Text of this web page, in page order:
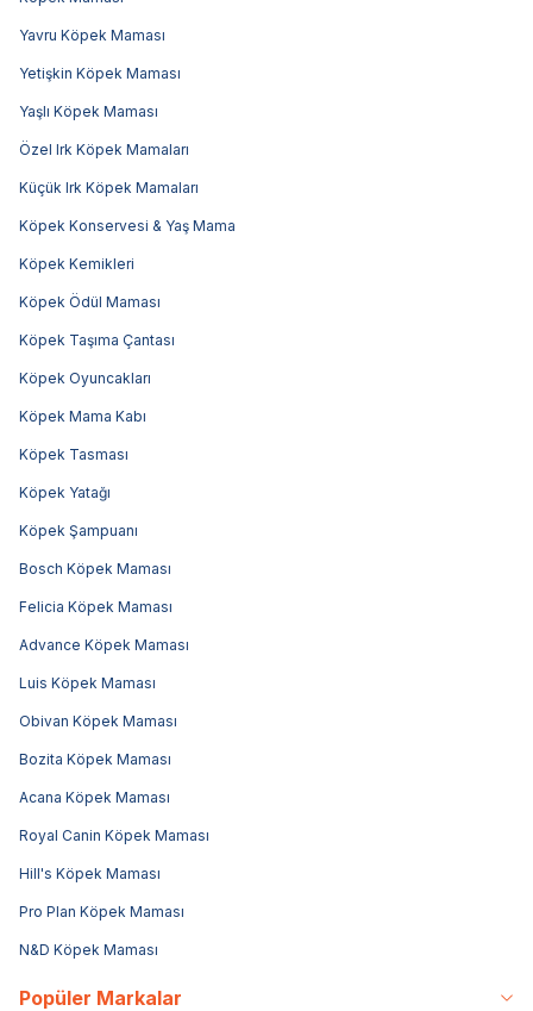
Yavru Köpek Maması
Yetişkin Köpek Maması
Yaşlı Köpek Maması
Özel Irk Köpek Mamaları
Küçük Irk Köpek Mamaları
Köpek Konservesi & Yaş Mama
Köpek Kemikleri
Köpek Ödül Maması
Köpek Taşıma Çantası
Köpek Oyuncakları
Köpek Mama Kabı
Köpek Tasması
Köpek Yatağı
Köpek Şampuanı
Bosch Köpek Maması
Felicia Köpek Maması
Advance Köpek Maması
Luis Köpek Maması
Obivan Köpek Maması
Bozita Köpek Maması
Acana Köpek Maması
Royal Canin Köpek Maması
Hill's Köpek Maması
Pro Plan Köpek Maması
N&D Köpek Maması
Popüler Markalar